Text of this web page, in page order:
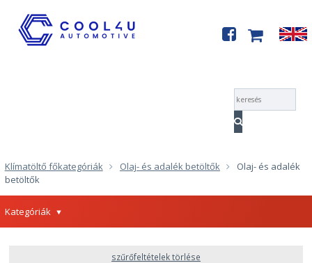
Klímatöltő főkategóriák Olaj- és adalék betöltők
Olaj- és adalék
betöltők
Kategóriák
szűrőfeltételek törlése